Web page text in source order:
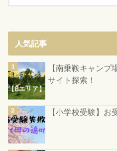
人気記事
【南乗鞍キャンプ
サイト探索！
【小学校受験】お